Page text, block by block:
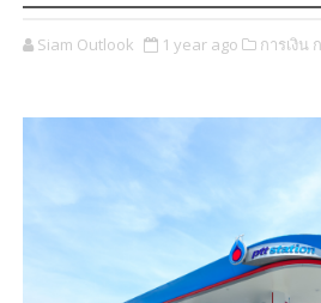
Siam Outlook 1 year ago การเงิน